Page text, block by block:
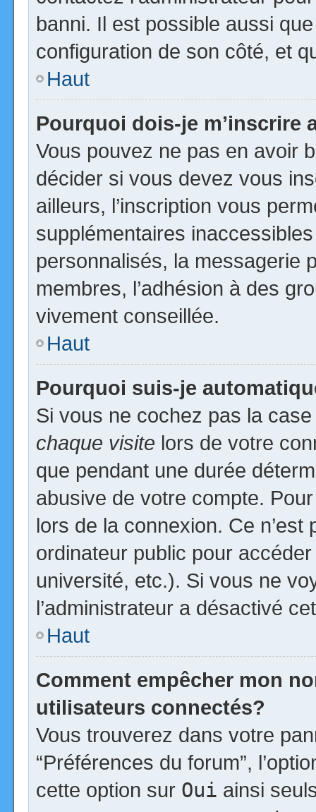
banni. Il est possible aussi
configuration de son côté, et
Haut
Pourquoi dois-je m’inscrire
Vous pouvez ne pas en avoir
décider si vous devez vous
ailleurs, l’inscription vous
supplémentaires
personnalisés, la messagerie
membres, l’adhésion à des
vivement conseillée.
Haut
Pourquoi suis-je
Si vous ne cochez pas la
chaque visite lors de votre
que pendant une durée
abusive de votre compte.
lors de la connexion. Ce
ordinateur public pour
université, etc.). Si vous ne
l’administrateur a désactivé
Haut
Comment empêcher mon
utilisateurs connectés?
Vous trouverez dans votre
“Préférences du forum”,
cette option sur Oui ainsi